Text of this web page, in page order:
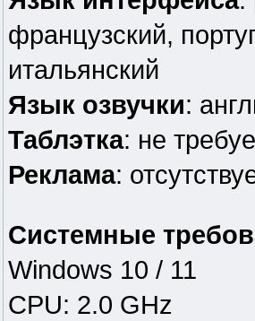
французский,
итальянский
Язык озвучки:
Таблэтка: не
Реклама:
Системные
Windows 10 / 11
CPU: 2.0 GHz